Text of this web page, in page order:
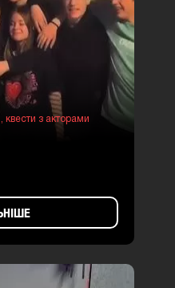
квести з акторами